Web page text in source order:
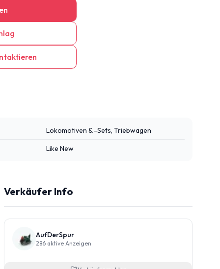
Lokomotiven & -Sets, Triebwagen
Like New
Verkäufer Info
AufDerSpur
286 aktive Anzeigen